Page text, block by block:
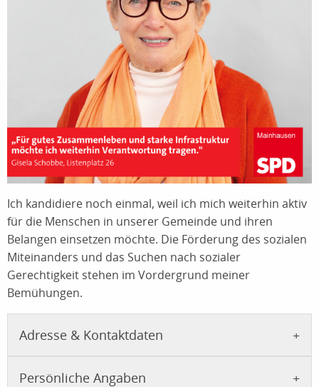
Ich kandidiere noch einmal, weil ich mich weiterhin aktiv
für die Menschen in unserer Gemeinde und ihren
Belangen einsetzen möchte. Die Förderung des sozialen
Miteinanders und das Suchen nach sozialer
Gerechtigkeit stehen im Vordergrund meiner
Bemühungen.
Adresse & Kontaktdaten
Persönliche Angaben